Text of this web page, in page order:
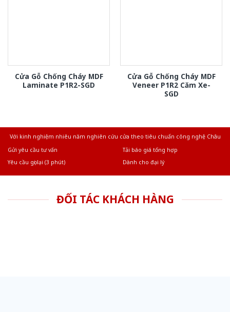
Cửa Gỗ Chống Cháy MDF
Laminate P1R2-SGD
Cửa Gỗ Chống Cháy MDF
Veneer P1R2 Căm Xe-
SGD
Với kinh nghiệm nhiêu năm nghiên cứu cửa theo tiêu chuẩn công nghệ Châu
Gửi yêu cầu tư vấn
Tải báo giá tổng hợp
Yêu cầu gọi lại (3 phút)
Dành cho đại lý
ĐỐI TÁC KHÁCH HÀNG